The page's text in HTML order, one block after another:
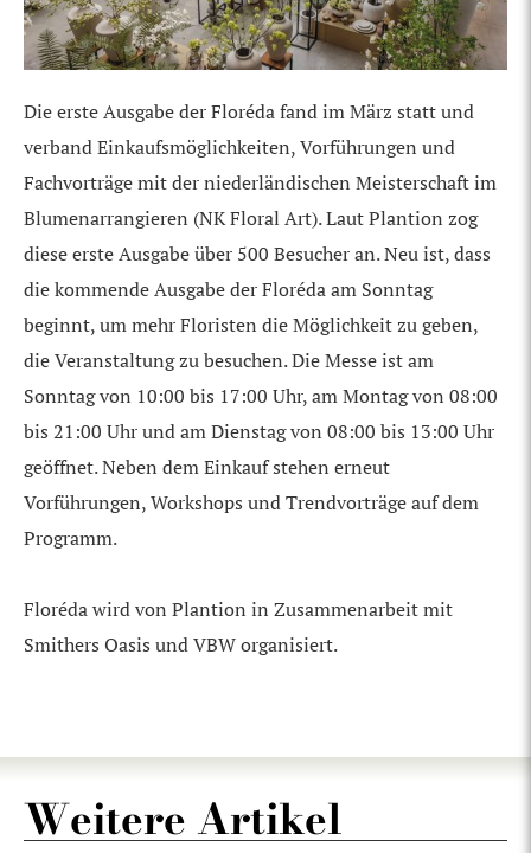
Die erste Ausgabe der Floréda fand im März statt und
verband Einkaufsmöglichkeiten, Vorführungen und
Fachvorträge mit der niederländischen Meisterschaft im
Blumenarrangieren (NK Floral Art). Laut Plantion zog
diese erste Ausgabe über 500 Besucher an. Neu ist, dass
die kommende Ausgabe der Floréda am Sonntag
beginnt, um mehr Floristen die Möglichkeit zu geben,
die Veranstaltung zu besuchen. Die Messe ist am
Sonntag von 10:00 bis 17:00 Uhr, am Montag von 08:00
bis 21:00 Uhr und am Dienstag von 08:00 bis 13:00 Uhr
geöffnet. Neben dem Einkauf stehen erneut
Vorführungen, Workshops und Trendvorträge auf dem
Programm.
Floréda wird von Plantion in Zusammenarbeit mit
Smithers Oasis und VBW organisiert.
Weitere Artikel